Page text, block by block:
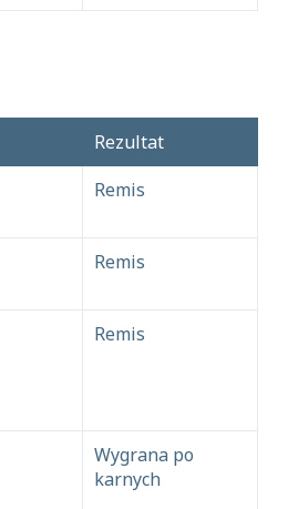
Rezultat
Remis
Remis
Remis
Wygrana po
karnych